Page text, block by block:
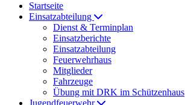
Startseite
Einsatzabteilung
Dienst & Terminplan
Einsatzberichte
Einsatzabteilung
Feuerwehrhaus
Mitglieder
Fahrzeuge
Übung mit DRK im Schützenhaus
Jugendfeuerwehr